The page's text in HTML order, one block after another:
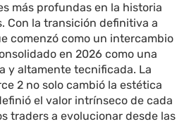
más profundas en la historia
Con la transición definitiva a
comenzó como un intercambio
en 2026 como una
y altamente tecnificada. La
2 no solo cambió la estética
el valor intrínseco de cada
traders a evolucionar desde las